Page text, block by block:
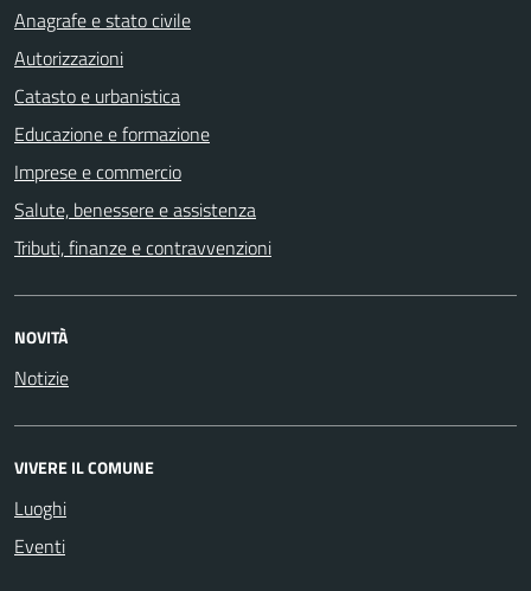
Anagrafe e stato civile
Autorizzazioni
Catasto e urbanistica
Educazione e formazione
Imprese e commercio
Salute, benessere e assistenza
Tributi, finanze e contravvenzioni
NOVITÀ
Notizie
VIVERE IL COMUNE
Luoghi
Eventi